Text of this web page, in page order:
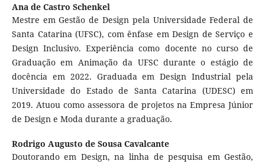
Ana de Castro Schenkel
Mestre em Gestão de Design pela Universidade Federal de
Santa Catarina (UFSC), com ênfase em Design de Serviço e
Design Inclusivo. Experiência como docente no curso de
Graduação em Animação da UFSC durante o estágio de
docência em 2022. Graduada em Design Industrial pela
Universidade do Estado de Santa Catarina (UDESC) em
2019. Atuou como assessora de projetos na Empresa Júnior
de Design e Moda durante a graduação.
Rodrigo Augusto de Sousa Cavalcante
Doutorando em Design, na linha de pesquisa em Gestão,